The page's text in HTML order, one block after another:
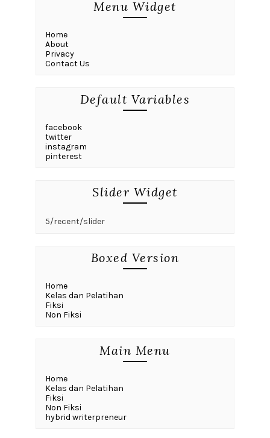
Menu Widget
Home
About
Privacy
Contact Us
Default Variables
facebook
twitter
instagram
pinterest
Slider Widget
5/recent/slider
Boxed Version
Home
Kelas dan Pelatihan
Fiksi
Non Fiksi
Main Menu
Home
Kelas dan Pelatihan
Fiksi
Non Fiksi
hybrid writerpreneur